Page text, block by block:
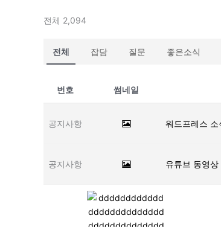
전체 2,094
전체 잡담 질문 좋은소식
번호 썸네일
공지사항 워드프레스
공지사항 유튜브 동영상